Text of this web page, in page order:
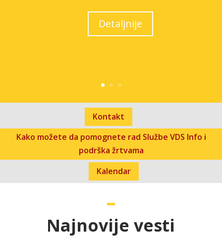
Detaljnije
Kontakt
Kako možete da pomognete rad Službe VDS Info i
podrška žrtvama
Kalendar
Najnovije vesti